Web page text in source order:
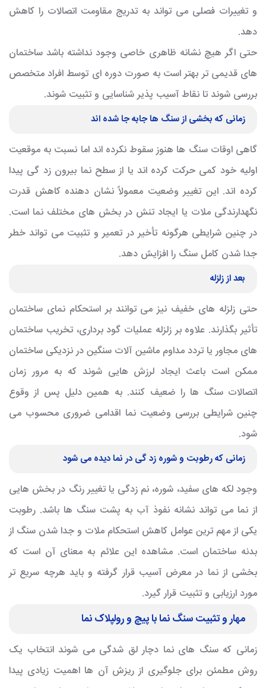
و تغییرات فصلی می تواند به تدریج مقاومت اتصالات را کاهش
دهد.
حتی اگر هیچ نشانه ظاهری خاصی وجود نداشته باشد ساختمان
های قدیمی تر بهتر است به صورت دوره ای توسط افراد متخصص
بررسی شوند تا نقاط آسیب پذیر شناسایی و تثبیت شوند.
زمانی که بخشی از سنگ ها جابه جا شده اند
گاهی اوقات سنگ ها هنوز سقوط نکرده اند اما نسبت به موقعیت
اولیه خود کمی حرکت کرده اند یا از سطح نما بیرون زد گی پیدا
کرده اند. این تغییر وضعیت معمولاً نشان دهنده کاهش قدرت
نگهدارندگی ملات یا ایجاد تنش در بخش های مختلف نما است.
در چنین شرایطی هرگونه تأخیر در تعمیر و تثبیت می تواند خطر
جدا شدن کامل سنگ را افزایش دهد.
بعد از زلزله
حتی زلزله های خفیف نیز می توانند بر استحکام نمای ساختمان
تأثیر بگذارند. علاوه بر زلزله عملیات گود برداری، تخریب ساختمان
های مجاور یا تردد مداوم ماشین آلات سنگین در نزدیکی ساختمان
ممکن است باعث ایجاد لرزش هایی شوند که به مرور زمان
اتصالات سنگ ها را ضعیف کنند. به همین دلیل پس از وقوع
چنین شرایطی بررسی وضعیت نما اقدامی ضروری محسوب می
شود.
زمانی که رطوبت و شوره زد گی در نما دیده می شود
وجود لکه های سفید، شوره، نم زدگی یا تغییر رنگ در بخش هایی
از نما می تواند نشانه نفوذ آب به پشت سنگ ها باشد. رطوبت
یکی از مهم ترین عوامل کاهش استحکام ملات و جدا شدن سنگ از
بدنه ساختمان است. مشاهده این علائم به معنای آن است که
بخشی از نما در معرض آسیب قرار گرفته و باید هرچه سریع تر
مورد ارزیابی و تثبیت قرار گیرد.
مهار و تثبیت سنگ نما با پیچ و رولپلاک نما
زمانی که سنگ های نما دچار لق شدگی می شوند انتخاب یک
روش مطمئن برای جلوگیری از ریزش آن ها اهمیت زیادی پیدا